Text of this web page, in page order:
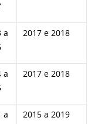
a
2017 e 2018
a
2017 e 2018
a
2015 a 2019